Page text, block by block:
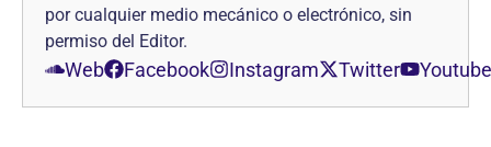
por cualquier medio mecánico o electrónico, sin
permiso del Editor.
Web Facebook Instagram Twitter Youtube